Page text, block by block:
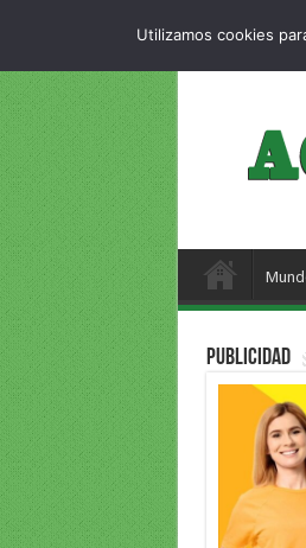
PUBLICIDAD
Utilizamos cookies